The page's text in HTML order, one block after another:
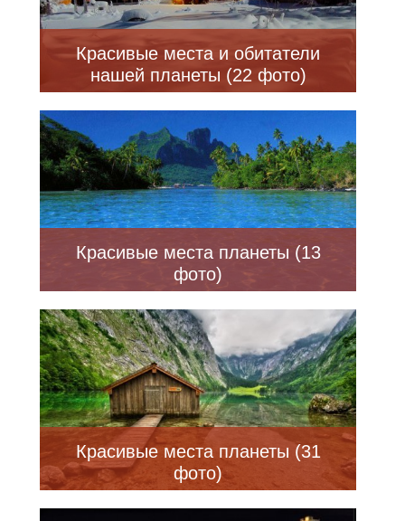
Красивые места и обитатели
нашей планеты (22 фото)
Красивые места планеты (13
фото)
Красивые места планеты (31
фото)